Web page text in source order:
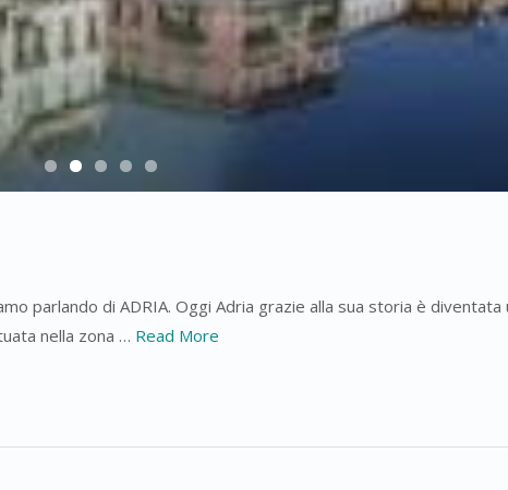
parlando di ADRIA. Oggi Adria grazie alla sua storia è diventata
nella zona … Read More